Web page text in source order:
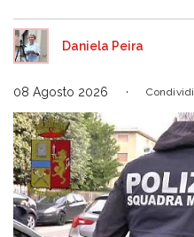
Daniela Peira
08 Agosto 2026 Condividi